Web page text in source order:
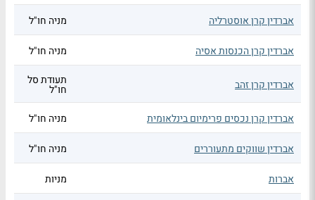
אברדין קרן אוסטרליה
מניה חו"ל
אברדין קרן הכנסות אסיה מניה חו"ל
אברדין קרן זהב תעודת סל
חו"ל
אברדין קרן נכסים פרימיום בינלאומית
מניה חו"ל
אברדין שווקים מתעוררים מניה חו"ל
אברות מניות